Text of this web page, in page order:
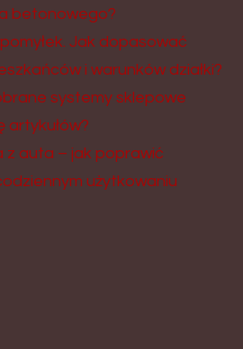
betonowego?
Jak dopasować
i warunków działki?
systemy sklepowe
artykułów?
z auta – jak poprawić
użytkowaniu